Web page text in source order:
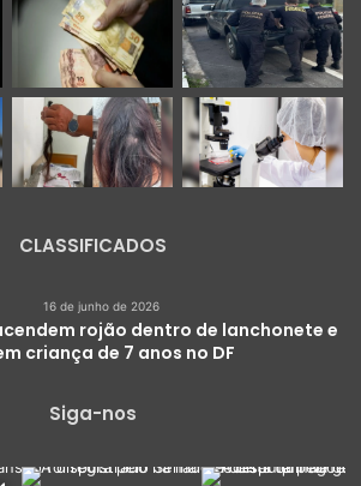
CLASSIFICADOS
16 de junho de 2026
rojão dentro de lanchonete e
criança de 7 anos no DF
Siga-nos